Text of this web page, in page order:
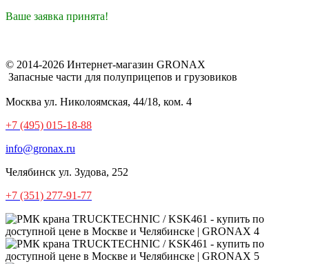
Ваше заявка принята!
© 2014-2026 Интернет-магазин GRONAX
Запасные части для полуприцепов и грузовиков
Москва ул. Николоямская, 44/18, ком. 4
+7 (495) 015-18-88
info@gronax.ru
Челябинск ул. Зудова, 252
+7 (351) 277-91-77